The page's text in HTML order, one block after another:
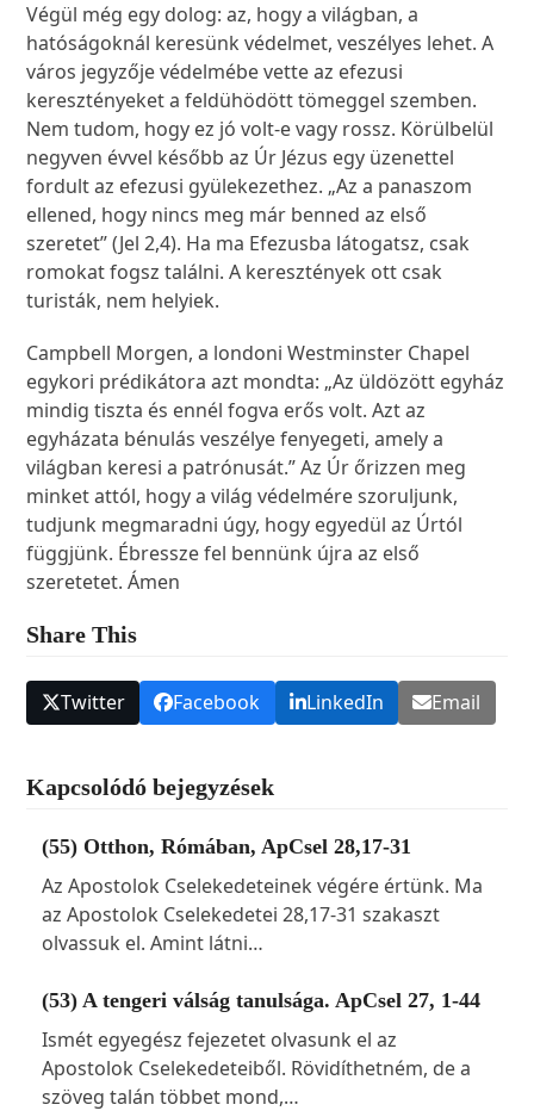
Végül még egy dolog: az, hogy a világban, a
hatóságoknál keresünk védelmet, veszélyes lehet. A
város jegyzője védelmébe vette az efezusi
keresztényeket a feldühödött tömeggel szemben.
Nem tudom, hogy ez jó volt-e vagy rossz. Körülbelül
negyven évvel később az Úr Jézus egy üzenettel
fordult az efezusi gyülekezethez. „Az a panaszom
ellened, hogy nincs meg már benned az első
szeretet” (Jel 2,4). Ha ma Efezusba látogatsz, csak
romokat fogsz találni. A keresztények ott csak
turisták, nem helyiek.
Campbell Morgen, a londoni Westminster Chapel
egykori prédikátora azt mondta: „Az üldözött egyház
mindig tiszta és ennél fogva erős volt. Azt az
egyházata bénulás veszélye fenyegeti, amely a
világban keresi a patrónusát.” Az Úr őrizzen meg
minket attól, hogy a világ védelmére szoruljunk,
tudjunk megmaradni úgy, hogy egyedül az Úrtól
függjünk. Ébressze fel bennünk újra az első
szeretetet. Ámen
Share This
Twitter Facebook LinkedIn Email
Kapcsolódó bejegyzések
(55) Otthon, Rómában, ApCsel 28,17-31
Az Apostolok Cselekedeteinek végére értünk. Ma
az Apostolok Cselekedetei 28,17-31 szakaszt
olvassuk el. Amint látni…
(53) A tengeri válság tanulsága. ApCsel 27, 1-44
Ismét egyegész fejezetet olvasunk el az
Apostolok Cselekedeteiből. Rövidíthetném, de a
szöveg talán többet mond,…